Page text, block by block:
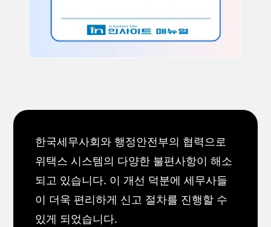
한국세무사회와 행정안전부의 협력으로
위택스 시스템의 다양한 불편사항이 해소
되고 있습니다. 이 개선 덕분에 세무사들
이 더욱 편리하게 신고 절차를 진행할 수
있게 되었습니다.